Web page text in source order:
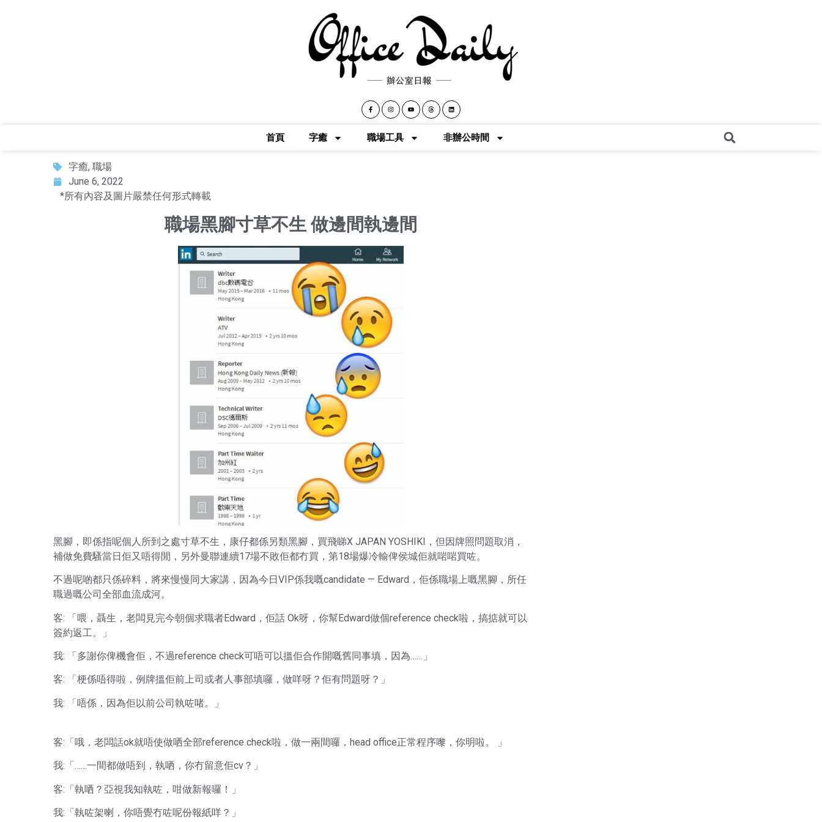
首頁 字癒 職場工具 非辦公時間
字癒, 職場
June 6, 2022
*所有內容及圖片嚴禁任何形式轉載
職場黑腳寸草不生 做邊間執邊間
黑腳，即係指呢個人所到之處寸草不生，康仔都係另類黑腳，買飛睇X JAPAN YOSHIKI，但因牌照問題取消，
補做免費騷當日佢又唔得閒，另外曼聯連續17場不敗佢都冇買，第18場爆冷輸俾侯城佢就啱啱買咗。
不過呢啲都只係碎料，將來慢慢同大家講，因為今日VIP係我嘅candidate — Edward，佢係職場上嘅黑腳，所任
職過嘅公司全部血流成河。
客: 「喂，聶生，老闆見完今朝個求職者Edward，佢話 Ok呀，你幫Edward做個reference check啦，搞掂就可以
簽約返工。」
我: 「多謝你俾機會佢，不過reference check可唔可以搵佢合作開嘅舊同事填，因為……」
客: 「梗係唔得啦，例牌搵佢前上司或者人事部填囉，做咩呀？佢有問題呀？」
我: 「唔係，因為佢以前公司執咗啫。」
客:「哦，老闆話ok就唔使做哂全部reference check啦，做一兩間囉，head office正常程序嚟，你明啦。 」
我:「……一間都做唔到，執哂，你冇留意佢cv？」
客:「執哂？亞視我知執咗，咁做新報囉！」
我:「執咗架喇，你唔覺冇咗呢份報紙咩？」